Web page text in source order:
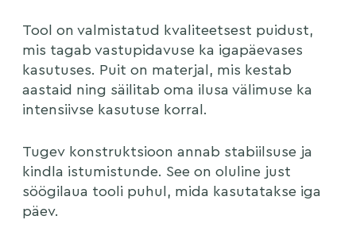
Tool on valmistatud kvaliteetsest puidust,
mis tagab vastupidavuse ka igapäevases
kasutuses. Puit on materjal, mis kestab
aastaid ning säilitab oma ilusa välimuse ka
intensiivse kasutuse korral.
Tugev konstruktsioon annab stabiilsuse ja
kindla istumistunde. See on oluline just
söögilaua tooli puhul, mida kasutatakse iga
päev.